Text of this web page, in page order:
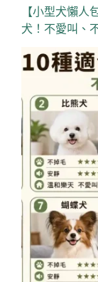
【小型犬懶人
犬！不愛叫、